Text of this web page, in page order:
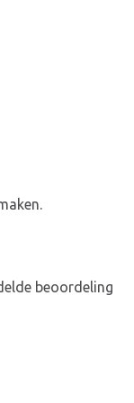
beoordeling